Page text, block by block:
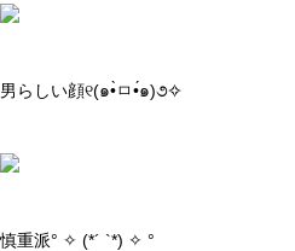
男らしい顔୧(๑•̀ㅁ•́๑)૭✧
慎重派° ✧ (*´ `*) ✧ °